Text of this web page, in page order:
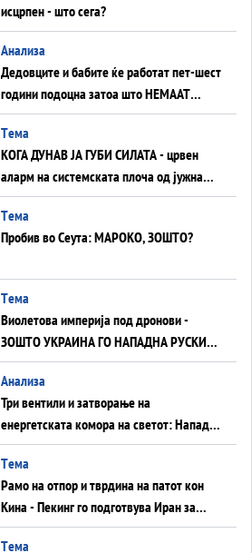
исцрпен - што сега?
Анализа
Дедовците и бабите ќе работат пет-шест
години подоцна затоа што НЕМААТ
ВНУЦИ ДА ГИ ЗАМЕНАТ
Tема
КОГА ДУНАВ ЈА ГУБИ СИЛАТА - црвен
аларм на системската плоча од јужна
Германија до Црното Море...
Tема
Пробив во Сеута: МАРОКО, ЗОШТО?
Tема
Виолетова империја под дронови -
ЗОШТО УКРАИНА ГО НАПАДНА РУСКИОТ
WILDBERRIES
Aнализа
Три вентили и затворање на
енергетската комора на светот: Нападот
во Суец најавува глобален енергетски
инфаркт?
Tема
Рамо на отпор и тврдина на патот кон
Кина - Пекинг го подготвува Иран за
американска копнена инвазија
Tема